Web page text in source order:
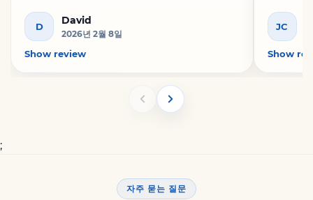
D
David
2026년 2월 8일
Show review
JC
Show
;
자주 묻는 질문